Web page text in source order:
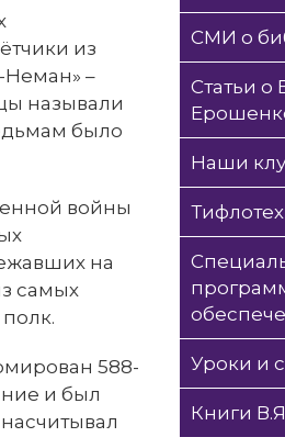
из
–
называли
было
войны
на
самых
588-
и был
СМИ о
Статьи о
Наши
Уроки и
Книги